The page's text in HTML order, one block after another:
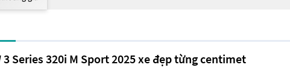
3 Series 320i M Sport 2025 xe đẹp từng centimet